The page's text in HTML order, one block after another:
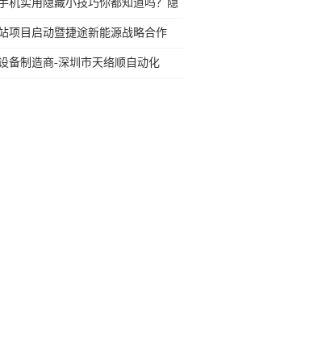
机实用隐藏小技巧你都知道吗？隐
都有
项目启动暨捷途新能源战略合作
备制造商-深圳市天络顺自动化